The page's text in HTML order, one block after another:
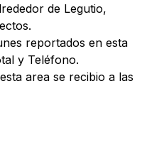
de Legutio,
reportados en esta
y Teléfono.
area se recibio a las